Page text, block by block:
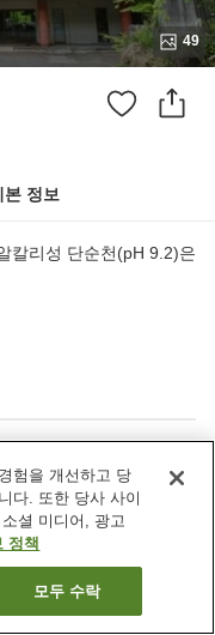
49
본 정보
칼리성 단순천(pH 9.2)은
험을 개선하고 당
다. 또한 당사 사이
셜 미디어, 광고
정책
모두 수락